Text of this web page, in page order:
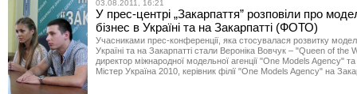
03.08.2011, 16:21
У прес-центрі „Закарпаття” розповіли про
бізнес в Україні та на Закарпатті (ФОТО)
Учасниками прес-конференції, яка стосувалася розвитку
Україні та на Закарпатті стали Вероніка Вовчук – "Queen of the
директор міжнародної модельної агенції "One Models Agency"
Містер Україна 2010, керівник філії "One Models Agency" на